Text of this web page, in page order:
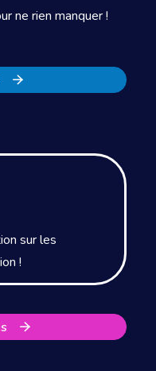
ne rien manquer !
sur les
!